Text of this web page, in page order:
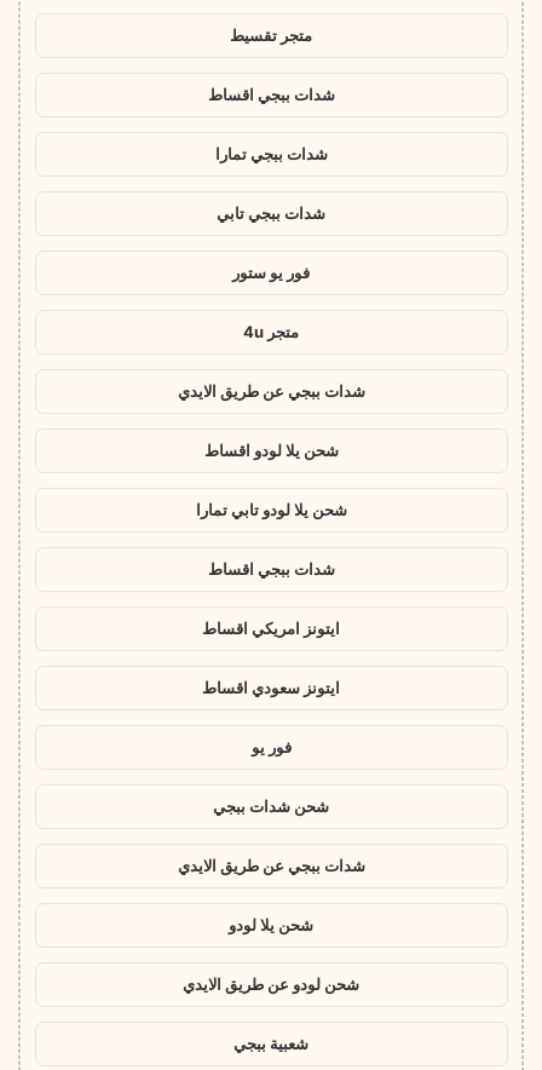
متجر تقسيط
شدات ببجي اقساط
شدات ببجي تمارا
شدات ببجي تابي
فور يو ستور
متجر 4u
شدات ببجي عن طريق الايدي
شحن يلا لودو اقساط
شحن يلا لودو تابي تمارا
شدات ببجي اقساط
ايتونز امريكي اقساط
ايتونز سعودي اقساط
فور يو
شحن شدات ببجي
شدات ببجي عن طريق الايدي
شحن يلا لودو
شحن لودو عن طريق الايدي
شعبية ببجي